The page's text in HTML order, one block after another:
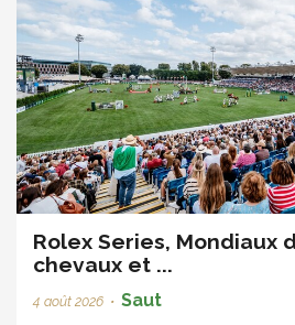
Rolex Series, Mondiaux
chevaux et ...
4 août 2026 • Saut